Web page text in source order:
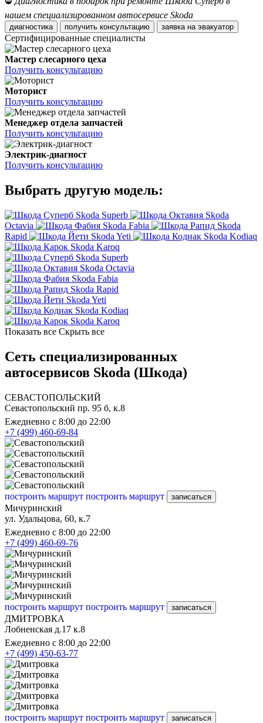
нашем специализированном автосервисе Skoda
диагностика получить консультацию заявка на эвакуатор
Сертифицированные специалисты
Мастер слесарного цеха
Получить консультацию
Моторист
Получить консультацию
Менеджер отдела запчастей
Получить консультацию
Электрик-диагност
Получить консультацию
Выбрать другую модель:
Skoda Superb
Skoda
Octavia
Skoda Fabia
Skoda
Rapid
Skoda Yeti
Skoda Kodiaq
Skoda Karoq
Skoda Superb
Skoda Octavia
Skoda Fabia
Skoda Rapid
Skoda Yeti
Skoda Kodiaq
Skoda Karoq
Показать все Скрыть все
Сеть специализированных
автосервисов Skoda (Шкода)
СЕВАСТОПОЛЬСКИЙ
Севастопольский пр. 95 б, к.8
Ежедневно с 8:00 до 22:00
+7 (499) 460-69-84
построить маршрут построить маршрут записаться
Мичуринский
ул. Удальцова, 60, к.7
Ежедневно с 8:00 до 22:00
+7 (499) 460-69-76
построить маршрут построить маршрут записаться
ДМИТРОВКА
Лобненская д.17 к.8
Ежедневно с 8:00 до 22:00
+7 (499) 450-63-77
построить маршрут построить маршрут записаться